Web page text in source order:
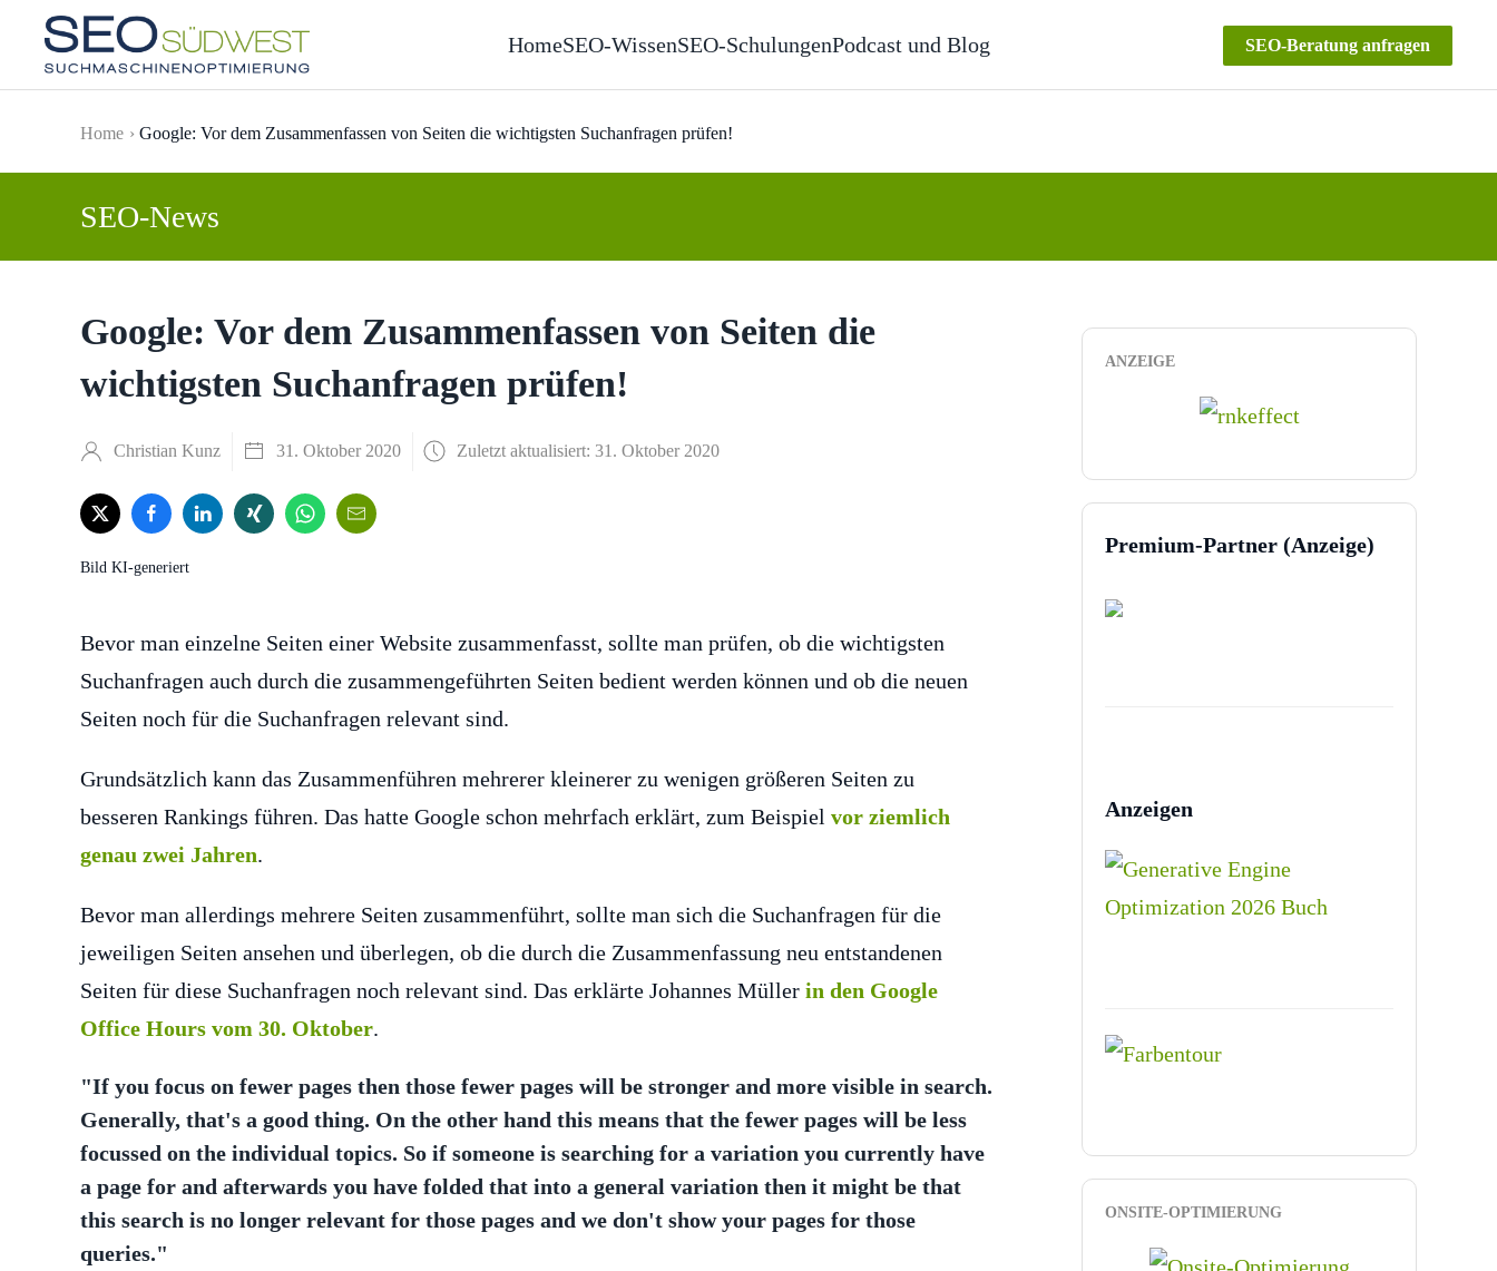
Skip to main content
HomeSEO-WissenSEO-SchulungenPodcast und Blog SEO-Beratung anfragen
Home Google: Vor dem Zusammenfassen von Seiten die wichtigsten Suchanfragen prüfen!
SEO-News
Google: Vor dem Zusammenfassen von Seiten die
wichtigsten Suchanfragen prüfen!
Christian Kunz 31. Oktober 2020 Zuletzt aktualisiert: 31. Oktober 2020
Bild KI-generiert
Bevor man einzelne Seiten einer Website zusammenfasst, sollte man prüfen, ob die wichtigsten
Suchanfragen auch durch die zusammengeführten Seiten bedient werden können und ob die neuen
Seiten noch für die Suchanfragen relevant sind.
Grundsätzlich kann das Zusammenführen mehrerer kleinerer zu wenigen größeren Seiten zu
besseren Rankings führen. Das hatte Google schon mehrfach erklärt, zum Beispiel vor ziemlich
genau zwei Jahren.
Bevor man allerdings mehrere Seiten zusammenführt, sollte man sich die Suchanfragen für die
jeweiligen Seiten ansehen und überlegen, ob die durch die Zusammenfassung neu entstandenen
Seiten für diese Suchanfragen noch relevant sind. Das erklärte Johannes Müller in den Google
Office Hours vom 30. Oktober.
"If you focus on fewer pages then those fewer pages will be stronger and more visible in search.
Generally, that's a good thing. On the other hand this means that the fewer pages will be less
focussed on the individual topics. So if someone is searching for a variation you currently have
a page for and afterwards you have folded that into a general variation then it might be that
this search is no longer relevant for those pages and we don't show your pages for those
queries."
ANZEIGE
Premium-Partner (Anzeige)
Anzeigen
ONSITE-OPTIMIERUNG